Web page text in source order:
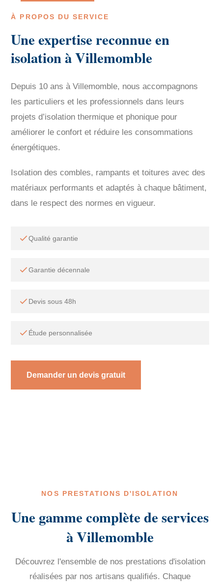
À PROPOS DU SERVICE
Une expertise reconnue en
isolation à Villemomble
Depuis 10 ans à Villemomble, nous accompagnons
les particuliers et les professionnels dans leurs
projets d’isolation thermique et phonique pour
améliorer le confort et réduire les consommations
énergétiques.
Isolation des combles, rampants et toitures avec des
matériaux performants et adaptés à chaque bâtiment,
dans le respect des normes en vigueur.
Qualité garantie
Garantie décennale
Devis sous 48h
Étude personnalisée
Demander un devis gratuit
NOS PRESTATIONS D'ISOLATION
Une gamme complète de services
à Villemomble
Découvrez l'ensemble de nos prestations d'isolation
réalisées par nos artisans qualifiés. Chaque